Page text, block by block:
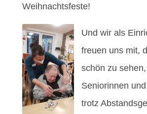
Weihnachtsfeste!
Und wir als
freuen uns mit,
schön zu
Seniorinnen
trotz